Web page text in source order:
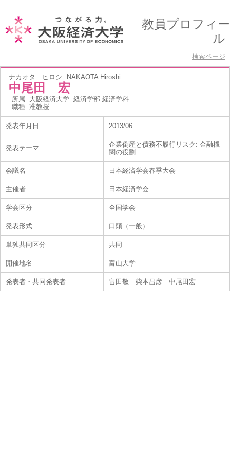
教員プロフィー
ル
検索ページ
ナカオタ ヒロシ NAKAOTA Hiroshi
中尾田 宏
所属 大阪経済大学 経済学部 経済学科
職種 准教授
発表年月日 2013/06
発表テーマ
企業倒産と債務不履行リスク: 金融機
関の役割
会議名 日本経済学会春季大会
主催者 日本経済学会
学会区分 全国学会
発表形式 口頭（一般）
単独共同区分 共同
開催地名 富山大学
発表者・共同発表者 畠田敬 柴本昌彦 中尾田宏